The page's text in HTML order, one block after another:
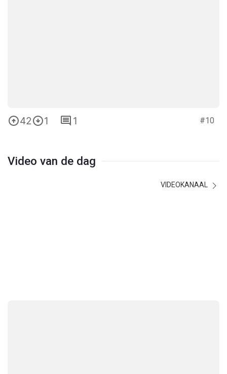
42 1 1 #10
Video van de dag
VIDEOKANAAL